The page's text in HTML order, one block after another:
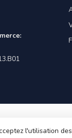
l'utilisation